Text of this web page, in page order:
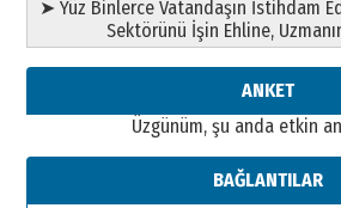
”Reisimiz” idi… Hakka
26 Mart 2026 Perşembe
gönül adamı Faruk
➤ Yüz Binlerce Vatandaşın İstihdam
Sektörünü İşin Ehline,
ANKET
Üzgünüm, şu anda etkin
BAĞLANTILAR